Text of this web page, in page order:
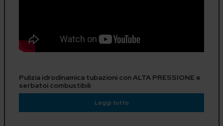
Pulizia idrodinamica tubazioni con ALTA PRESSIONE e
serbatoi combustibili
Leggi tutto